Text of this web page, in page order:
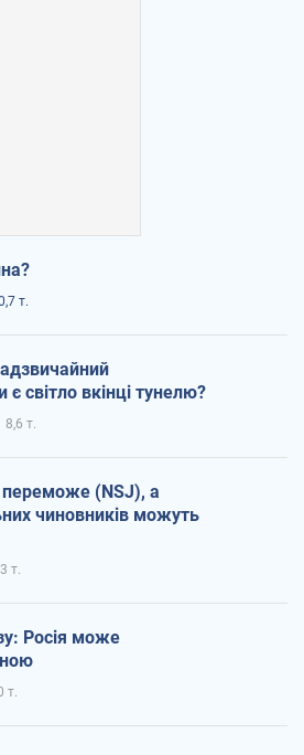
т.
світло вкінці тунелю?
8,6 т.
переможе (NSJ), а
чиновників можуть
т.
Росія може
т.